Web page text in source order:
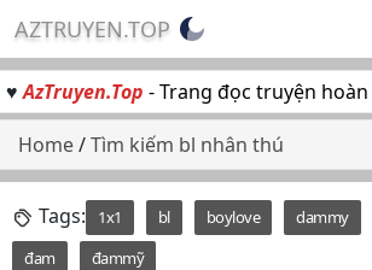
AZTRUYEN.TOP
♥AzTruyen.Top - Trang đọc truyện
Home/Tìm kiếm bl nhân thú
Tags: 1x1 bl boylove dammy
đam
đammỹ